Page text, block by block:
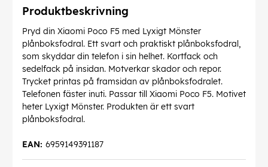
Produktbeskrivning
Pryd din Xiaomi Poco F5 med Lyxigt Mönster
plånboksfodral. Ett svart och praktiskt plånboksfodral,
som skyddar din telefon i sin helhet. Kortfack och
sedelfack på insidan. Motverkar skador och repor.
Trycket printas på framsidan av plånboksfodralet.
Telefonen fäster inuti. Passar till Xiaomi Poco F5. Motivet
heter Lyxigt Mönster. Produkten är ett svart
plånboksfodral.
6959149391187
EAN: